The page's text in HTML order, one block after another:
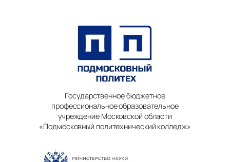
Государственное бюджетное
профессиональное образовательное
учреждение Московской области
«Подмосковный политехнический колледж»